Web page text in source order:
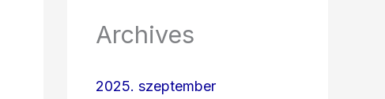
Archives
2025. szeptember